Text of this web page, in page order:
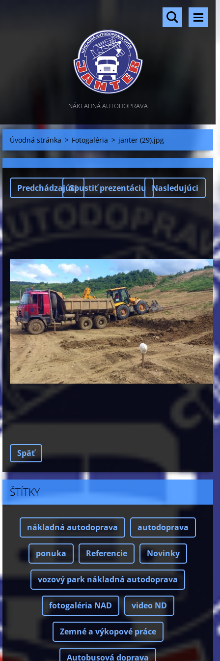
NÁKLADNÁ AUTODOPRAVA
Úvodná stránka > Fotogaléria > janter (29).jpg
PredchádzajúciSpustiť prezentáciu Nasledujúci
Späť
ŠTÍTKY
nákladná autodoprava autodoprava
ponuka Referencie Novinky
vozový park nákladná autodoprava
fotogaléria NAD video ND
Zemné a výkopové práce
Autobusová doprava